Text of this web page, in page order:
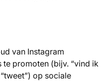
van Instagram
te promoten (bijv. “vind ik
op sociale